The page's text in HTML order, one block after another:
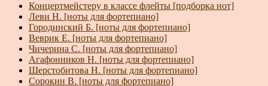
Концертмейстеру в классе флейты [подборка нот]
Леви Н. [ноты для фортепиано]
Городинский Б. [ноты для фортепиано]
Веврик Е. [ноты для фортепиано]
Чичерина С. [ноты для фортепиано]
Агафонников Н. [ноты для фортепиано]
Шерстобитова Н. [ноты для фортепиано]
Сорокин В. [ноты для фортепиано]